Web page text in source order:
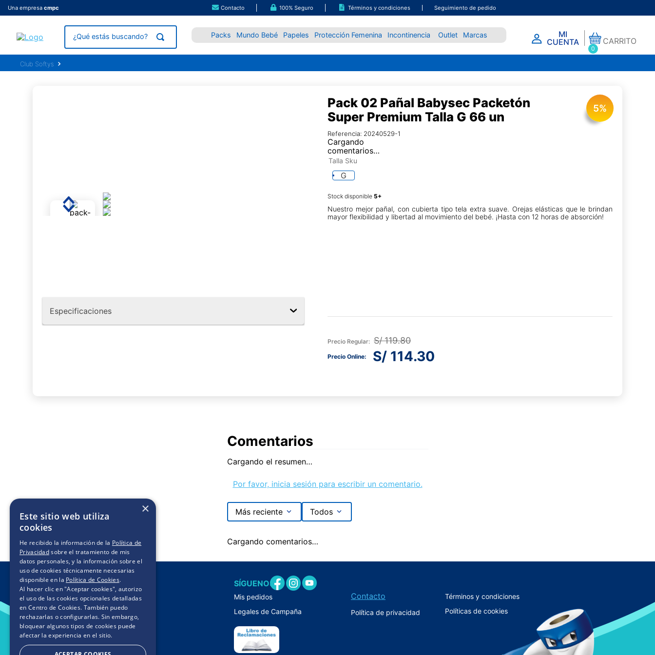
Una empresa cmpc Contacto 100% Seguro Términos y condiciones Seguimiento de pedido
Packs Mundo Bebé Papeles Protección Femenina Incontinencia Outlet Marcas
MI
CUENTA
0
CARRITO
Especificaciones
Pack 02 Pañal Babysec Packetón
Super Premium Talla G 66 un
5%
Referencia: 20240529-1
Cargando
comentarios…
Talla Sku
G
Stock disponible
Nuestro mejor pañal, con cubierta tipo tela extra suave. Orejas elásticas que le brindan
mayor flexibilidad y libertad al movimiento del bebé. ¡Hasta con 12 horas de absorción!
S/ 119.80
S/ 114.30
Comentarios
Cargando el resumen…
Por favor, inicia sesión para escribir un comentario.
Más reciente Todos
Cargando comentarios…
SÍGUENOS
Mis pedidos
Legales de Campaña
Contacto
Política de privacidad
Términos y condiciones
Políticas de cookies
×
Este sitio web utiliza
cookies
He recibido la información de la Política de
Privacidadsobre el tratamiento de mis
datos personales, y la información sobre el
uso de cookies técnicamente necesarias
disponible en la Política de Cookies.
Al hacer clic en "Aceptar cookies", autorizo
el uso de las cookies opcionales detalladas
en Centro de Cookies. También puedo
rechazarlas o configurarlas. Sin embargo,
bloquear algunos tipos de cookies puede
afectar la experiencia en el sitio.